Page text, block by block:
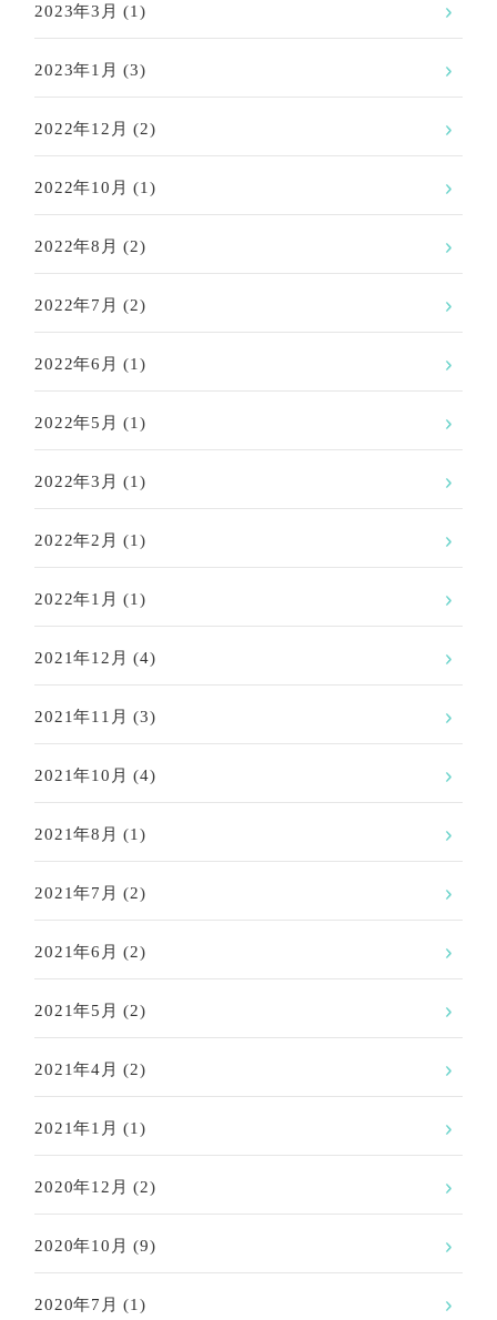
2023年3月 (1)
2023年1月 (3)
2022年12月 (2)
2022年10月 (1)
2022年8月 (2)
2022年7月 (2)
2022年6月 (1)
2022年5月 (1)
2022年3月 (1)
2022年2月 (1)
2022年1月 (1)
2021年12月 (4)
2021年11月 (3)
2021年10月 (4)
2021年8月 (1)
2021年7月 (2)
2021年6月 (2)
2021年5月 (2)
2021年4月 (2)
2021年1月 (1)
2020年12月 (2)
2020年10月 (9)
2020年7月 (1)